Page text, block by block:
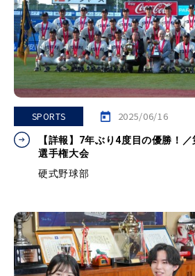
SPORTS 2025/06/16
【詳報】7年ぶり4度目の優勝！
選手権大会
硬式野球部